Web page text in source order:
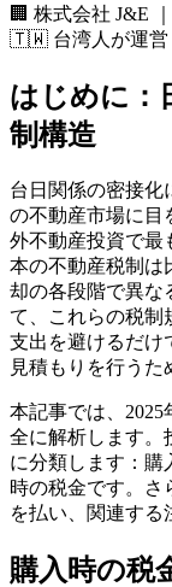
🏢 株式会社 J&E
🇹🇼 台湾人が運営
はじめに：
制構造
台日関係の密接化
の不動産市場に目
外不動産投資で最
本の不動産税制は
却の各段階で異な
て、これらの税制
支出を避けるだけ
見積もりを行うた
本記事では、
全に解析します。
に分類します：購
時の税金です。さ
を払い、関連する
購入時の税